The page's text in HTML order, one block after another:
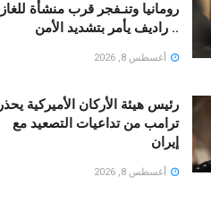
رومانيا وتنـفجر قرب منشأة للغاز
.. راديف يأمر بتشديد الأمن
أغسطس 8, 2026
رئيس هيئة الأركان الأميركية يحذر
ترامب من تداعيات التصعيد مع
إيران
أغسطس 8, 2026